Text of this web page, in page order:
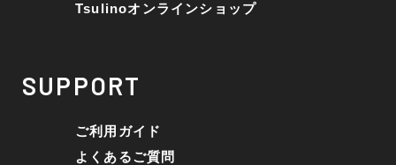
Tsulinoオンラインショップ
SUPPORT
ご利用ガイド
よくあるご質問